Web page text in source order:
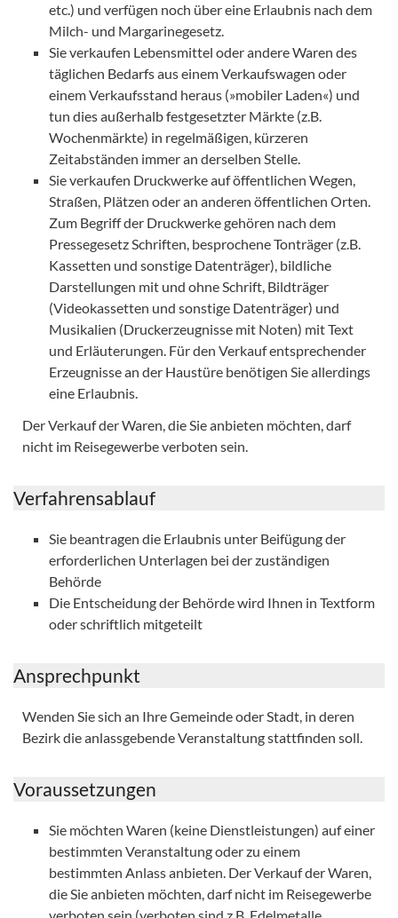
etc.) und verfügen noch über eine Erlaubnis nach dem
Milch- und Margarinegesetz.
Sie verkaufen Lebensmittel oder andere Waren des
täglichen Bedarfs aus einem Verkaufswagen oder
einem Verkaufsstand heraus (»mobiler Laden«) und
tun dies außerhalb festgesetzter Märkte (z.B.
Wochenmärkte) in regelmäßigen, kürzeren
Zeitabständen immer an derselben Stelle.
Sie verkaufen Druckwerke auf öffentlichen Wegen,
Straßen, Plätzen oder an anderen öffentlichen Orten.
Zum Begriff der Druckwerke gehören nach dem
Pressegesetz Schriften, besprochene Tonträger (z.B.
Kassetten und sonstige Datenträger), bildliche
Darstellungen mit und ohne Schrift, Bildträger
(Videokassetten und sonstige Datenträger) und
Musikalien (Druckerzeugnisse mit Noten) mit Text
und Erläuterungen. Für den Verkauf entsprechender
Erzeugnisse an der Haustüre benötigen Sie allerdings
eine Erlaubnis.
Der Verkauf der Waren, die Sie anbieten möchten, darf
nicht im Reisegewerbe verboten sein.
Verfahrensablauf
Sie beantragen die Erlaubnis unter Beifügung der
erforderlichen Unterlagen bei der zuständigen
Behörde
Die Entscheidung der Behörde wird Ihnen in Textform
oder schriftlich mitgeteilt
Ansprechpunkt
Wenden Sie sich an Ihre Gemeinde oder Stadt, in deren
Bezirk die anlassgebende Veranstaltung stattfinden soll.
Voraussetzungen
Sie möchten Waren (keine Dienstleistungen) auf einer
bestimmten Veranstaltung oder zu einem
bestimmten Anlass anbieten. Der Verkauf der Waren,
die Sie anbieten möchten, darf nicht im Reisegewerbe